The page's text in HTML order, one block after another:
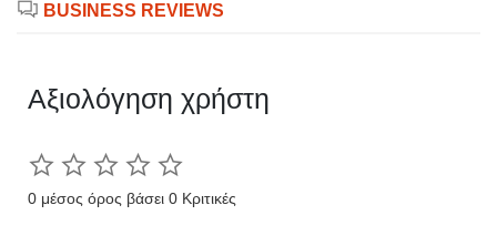
BUSINESS REVIEWS
Αξιολόγηση χρήστη
0 μέσος όρος βάσει 0 Κριτικές